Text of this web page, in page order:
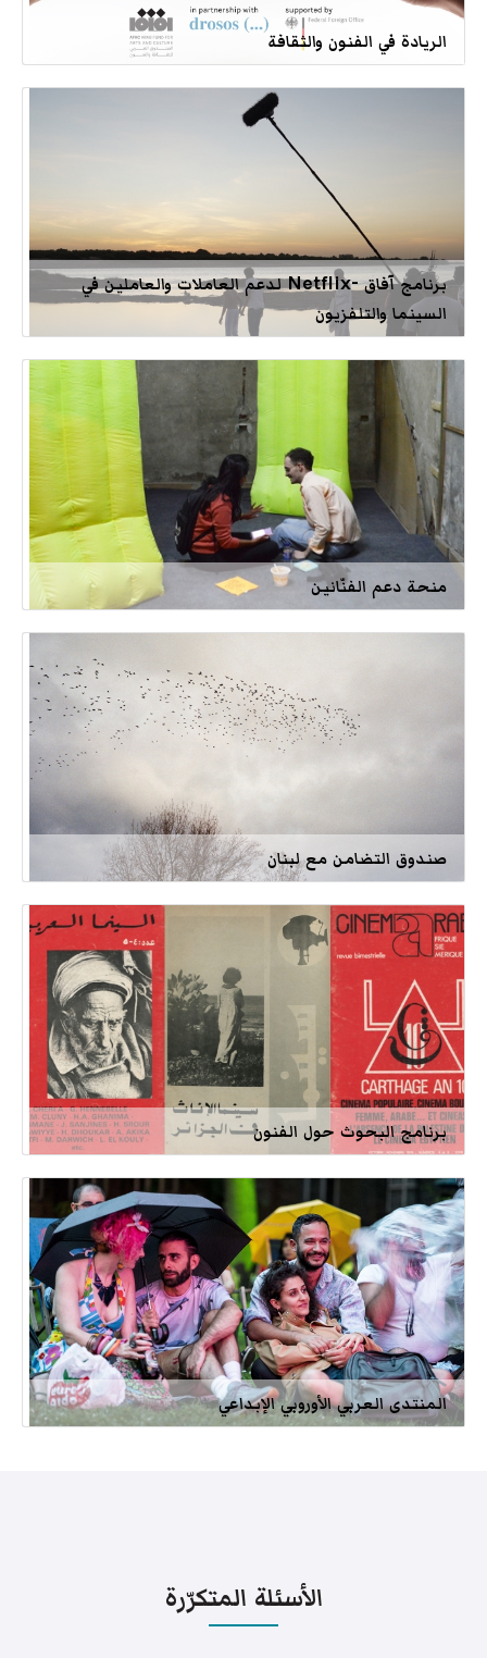
الريادة في الفنون والثقافة
برنامج آفاق -Netflix لدعم العاملات والعاملين في
السينما والتلفزيون
منحة دعم الفنّانين
صندوق التضامن مع لبنان
برنامج البحوث حول الفنون
المنتدى العربي الأوروبي الإبداعي
الأسئلة المتكرّرة